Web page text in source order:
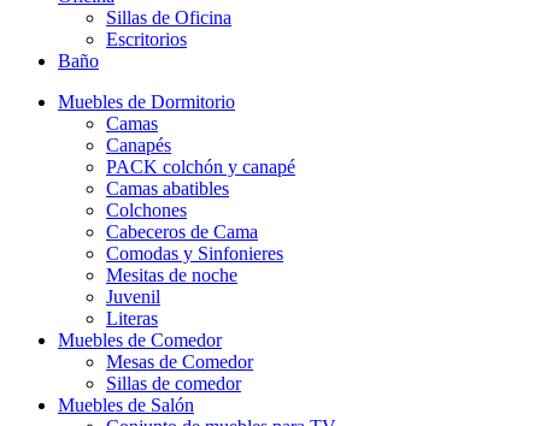
Sillas de Oficina
Escritorios
Baño
Muebles de Dormitorio
Camas
Canapés
PACK colchón y canapé
Camas abatibles
Colchones
Cabeceros de Cama
Comodas y Sinfonieres
Mesitas de noche
Juvenil
Literas
Muebles de Comedor
Mesas de Comedor
Sillas de comedor
Muebles de Salón